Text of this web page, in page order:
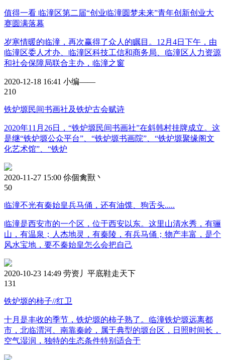
值得一看 临潼区第二届“创业临潼圆梦未来”青年创新创业大
赛圆满落幕
岁寒情暖的临潼，再次赢得了众人的瞩目。12月4日下午，由
临潼区委人才办、临潼区科技工信和商务局、临潼区人力资源
和社会保障局联合主办，临潼之窗
2020-12-18 16:41 小编——
210
铁炉塬民间书画社及铁炉古会赋诗
2020年11月26日，“铁炉塬民间书画社”在斜韩村挂牌成立。这
是继“铁炉塬公众平台”、“铁炉塬书画院”、“铁炉塬聚缘阁文
化艺术馆”、“铁炉
2020-11-27 15:00 伱個禽獸丶
50
临潼不光有秦始皇兵马俑，还有油馍、狗舌头.....
临潼是西安市的一个区，位于西安以东。这里山清水秀，有骊
山，有温泉；人杰地灵，有秦陵，有兵马俑；物产丰富，是个
风水宝地，要不秦始皇怎么会把自己
2020-10-23 14:49 劳资丿平底鞋走天下
131
铁炉塬的柿子//红卫
十月是丰收的季节，铁炉塬的柿子熟了。临潼铁炉塬远离都
市，北临渭河、南靠秦岭，属于典型的塬台区，日照时间长，
空气湿润，独特的生态条件特别适合于